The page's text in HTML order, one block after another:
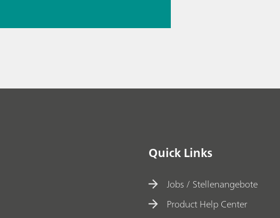
Quick Links
Jobs / Stellenangebote
Product Help Center